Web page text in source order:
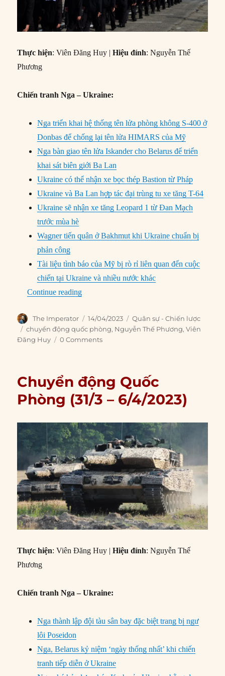
Thực hiện: Viên Đăng Huy |Hiệu đính: Nguyễn Thế
Phương
Chiến tranh Nga – Ukraine:
Nga triển khai hệ thống tên lửa phòng không S-400 ở
Donbas để chống lại tên lửa HIMARS của Mỹ
Nga bàn giao tên lửa Iskander cho Belarus để triển
khai sát biên giới Ba Lan
Ukraine có thể nhận xe bọc thép Bastion từ Pháp
Ukraine và Ba Lan hợp tác đại trùng tu xe tăng T-64
Ukraine sẽ nhận xe tăng Leopard 1 từ Đan Mạch
trước mùa hè
Wagner tiến quân ở Bakhmut khi Ukraine chuẩn bị
phản công
Tài liệu tình báo của Mỹ bị rò rỉ liên quan đến cuộc
chiến tại Ukraine và nhiều nước khác
Continue reading“Chuyển động Quốc Phòng (7/4 – 13/4/
Author
The Imperator
Posted
on
14/04/2023 Categories
Quân sự - Chiến lược
Tags
chuyển động quốc phòng, Nguyễn Thế Phương,Viên
Đăng Huy
0 Comments
Chuyển động Quốc
Phòng (31/3 – 6/4/2023)
Thực hiện: Viên Đăng Huy |Hiệu đính: Nguyễn Thế
Phương
Chiến tranh Nga – Ukraine:
Nga thành lập đội tàu sân bay đặc biệt trang bị ngư
lôi Poseidon
Nga, Belarus kỷ niệm ‘ngày thống nhất’ khi chiến
tranh tiếp diễn ở Ukraine